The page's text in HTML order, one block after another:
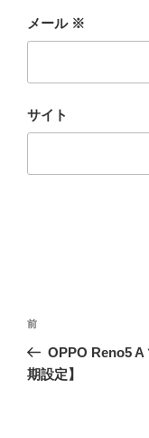
メール ※
サイト
投
ナ
前
の
投
前
OPPO Reno5 A
期設定】